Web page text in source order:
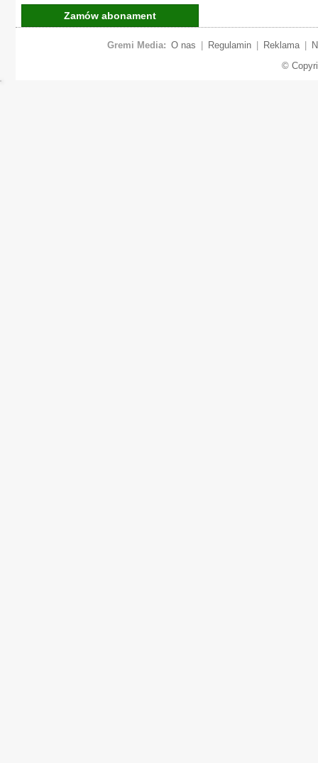
Zamów abonament
Gremi Media: O nas Regulamin Reklama
©